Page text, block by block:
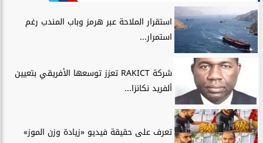
استقرار الملاحة عبر هرمز وباب المندب رغم
استمرار...
شركة RAKICT تعزز توسعها الأفريقي بتعيين
ألفريد نكانزا...
تعرف على حقيقة فيديو «زيادة وزن الموز»